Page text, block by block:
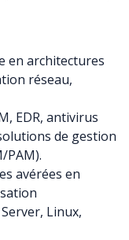
en architectures
réseau,
EDR, antivirus
de gestion
PAM).
avérées en
Linux,